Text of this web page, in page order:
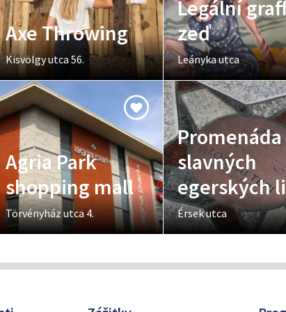
Axe Throwing
Kisvölgy utca 56.
Legální
zeď
Leányka utca
Agria Park
shopping mall
Törvényház utca 4.
Promenáda
slavných
egerských
Érsek utca